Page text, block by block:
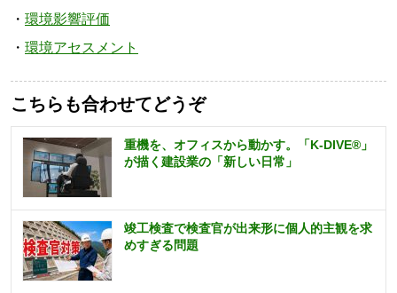
環境影響評価
環境アセスメント
こちらも合わせてどうぞ
重機を、オフィスから動かす。「K-DIVE®」
が描く建設業の「新しい日常」
竣工検査で検査官が出来形に個人的主観を求
めすぎる問題